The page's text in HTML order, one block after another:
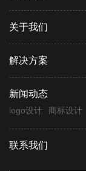
关于我们
解决方案
新闻动态
logo设计 商标设计
联系我们